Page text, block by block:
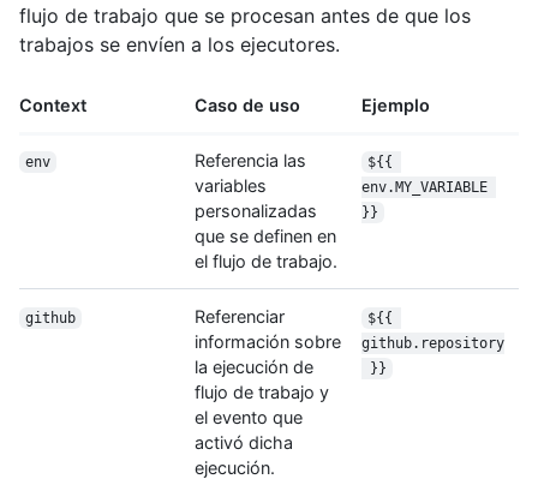
flujo de trabajo que se procesan antes de que los
trabajos se envíen a los ejecutores.
Context Caso de uso Ejemplo
env
Referencia las
variables
personalizadas
que se definen en
el flujo de trabajo.
${{
env.MY_VARIABLE
}}
github
Referenciar
información sobre
la ejecución de
flujo de trabajo y
el evento que
activó dicha
ejecución.
${{
github.repository
}}